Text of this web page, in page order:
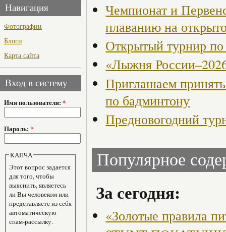
Навигация
Фотографии
Блоги
Карта сайта
Вход в систему
Имя пользователя: *
Пароль: *
КАПЧА
Этот вопрос задается
для того, чтобы
выяснить, являетесь
ли Вы человеком или
представляете из себя
автоматическую
спам-рассылку.
Чемпионат и
плаванию на
Открытый турнир
«Лыжня
Приглашаем
по бадминтону
Предновогодний
Популярное
За сегодня:
«Золотые правила